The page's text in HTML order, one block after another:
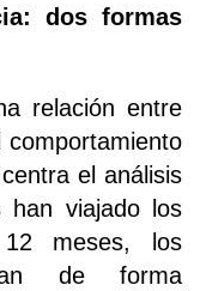
dos formas
relación entre
comportamiento
el análisis
viajado los
meses, los
de forma